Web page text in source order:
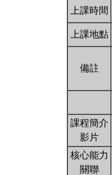
上課時間
上課地點
備註
課程簡介
影片
核心能力
關聯